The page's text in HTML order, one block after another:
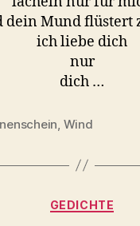
dein Mund flüstert
ich liebe dich
nur
dich …
Wind
GEDICHTE